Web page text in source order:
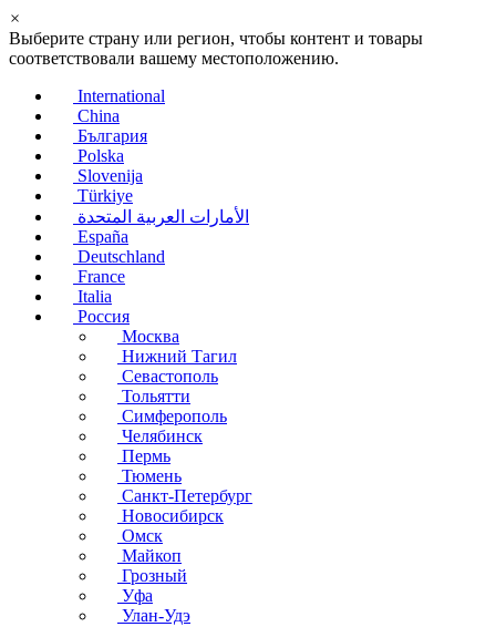
×
Выберите страну или регион, чтобы контент и товары
соответствовали вашему местоположению.
International
China
България
Polska
Slovenija
Türkiye
الأمارات العربية المتحدة
España
Deutschland
France
Italia
Россия
Москва
Нижний Тагил
Севастополь
Тольятти
Симферополь
Челябинск
Пермь
Тюмень
Санкт-Петербург
Новосибирск
Омск
Майкоп
Грозный
Уфа
Улан-Удэ